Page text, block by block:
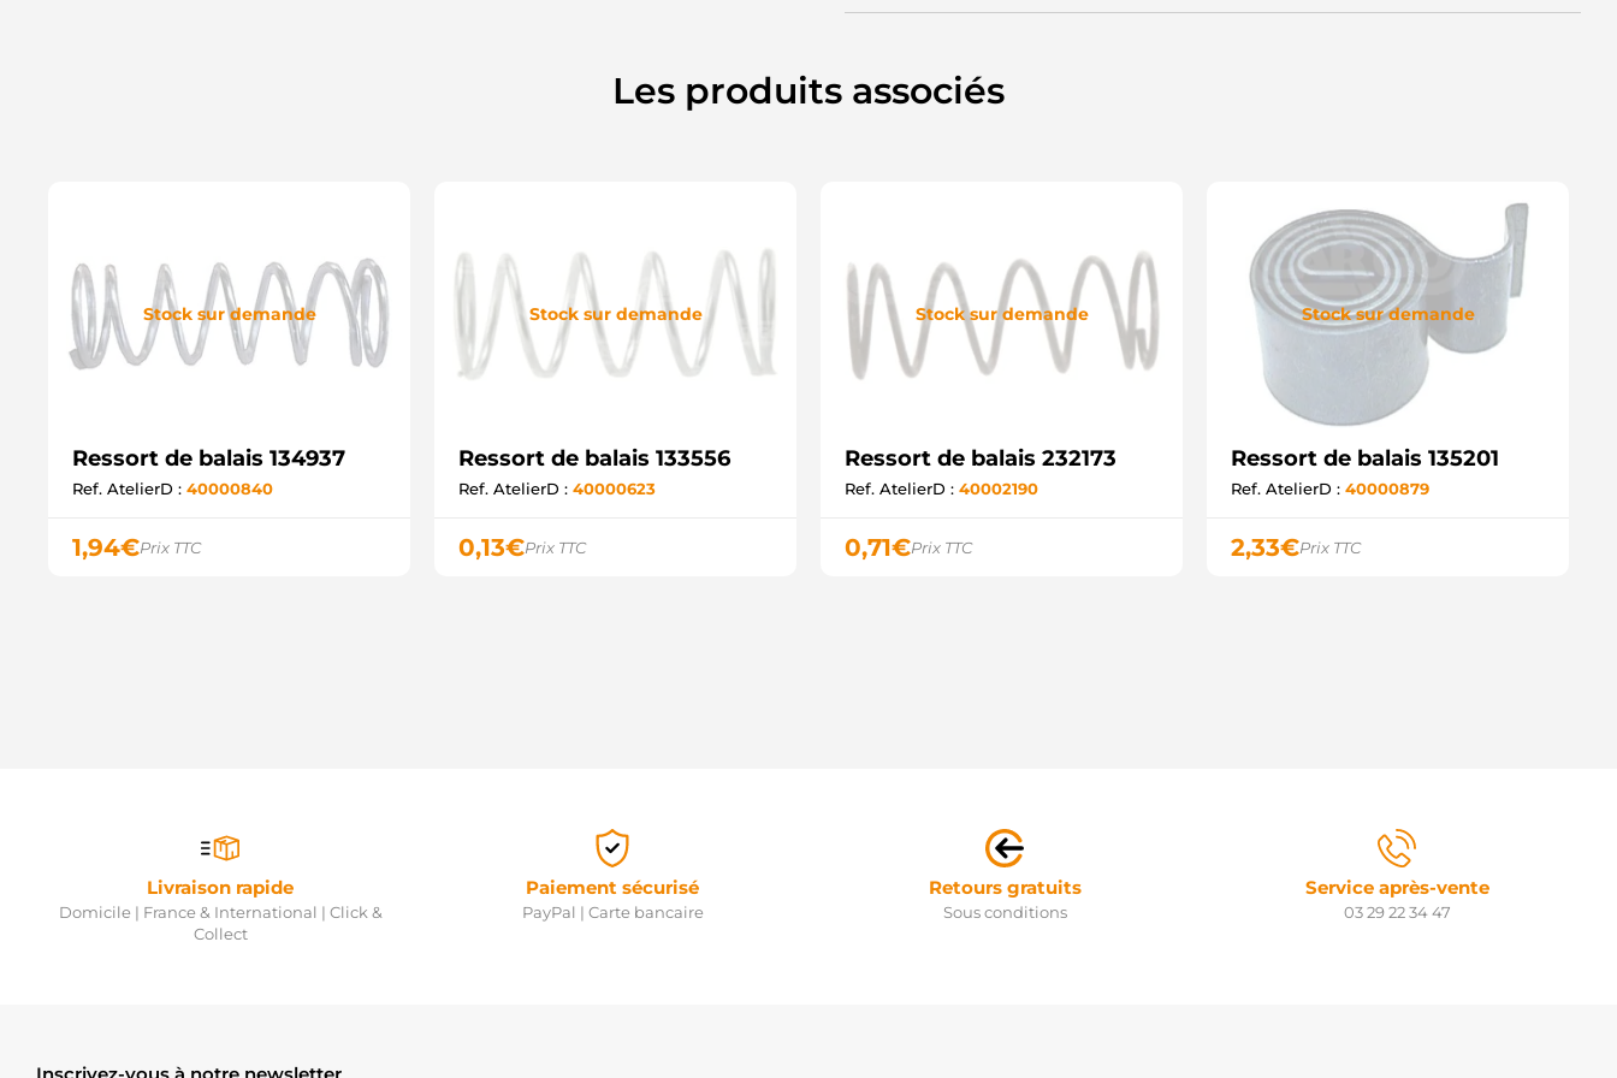
Les produits associés
Stock sur demande
Ressort de balais 134937
Ref. AtelierD : 40000840
1,94€Prix TTC
Stock sur demande
Ressort de balais 133556
Ref. AtelierD : 40000623
0,13€Prix TTC
Stock sur demande
Ressort de balais 232173
Ref. AtelierD : 40002190
0,71€Prix TTC
Stock sur demande
Ressort de balais 135201
Ref. AtelierD : 40000879
2,33€Prix TTC
Livraison rapide
Domicile | France & International | Click &
Collect
Paiement sécurisé
PayPal | Carte bancaire
Retours gratuits
Sous conditions
Service après-vente
03 29 22 34 47